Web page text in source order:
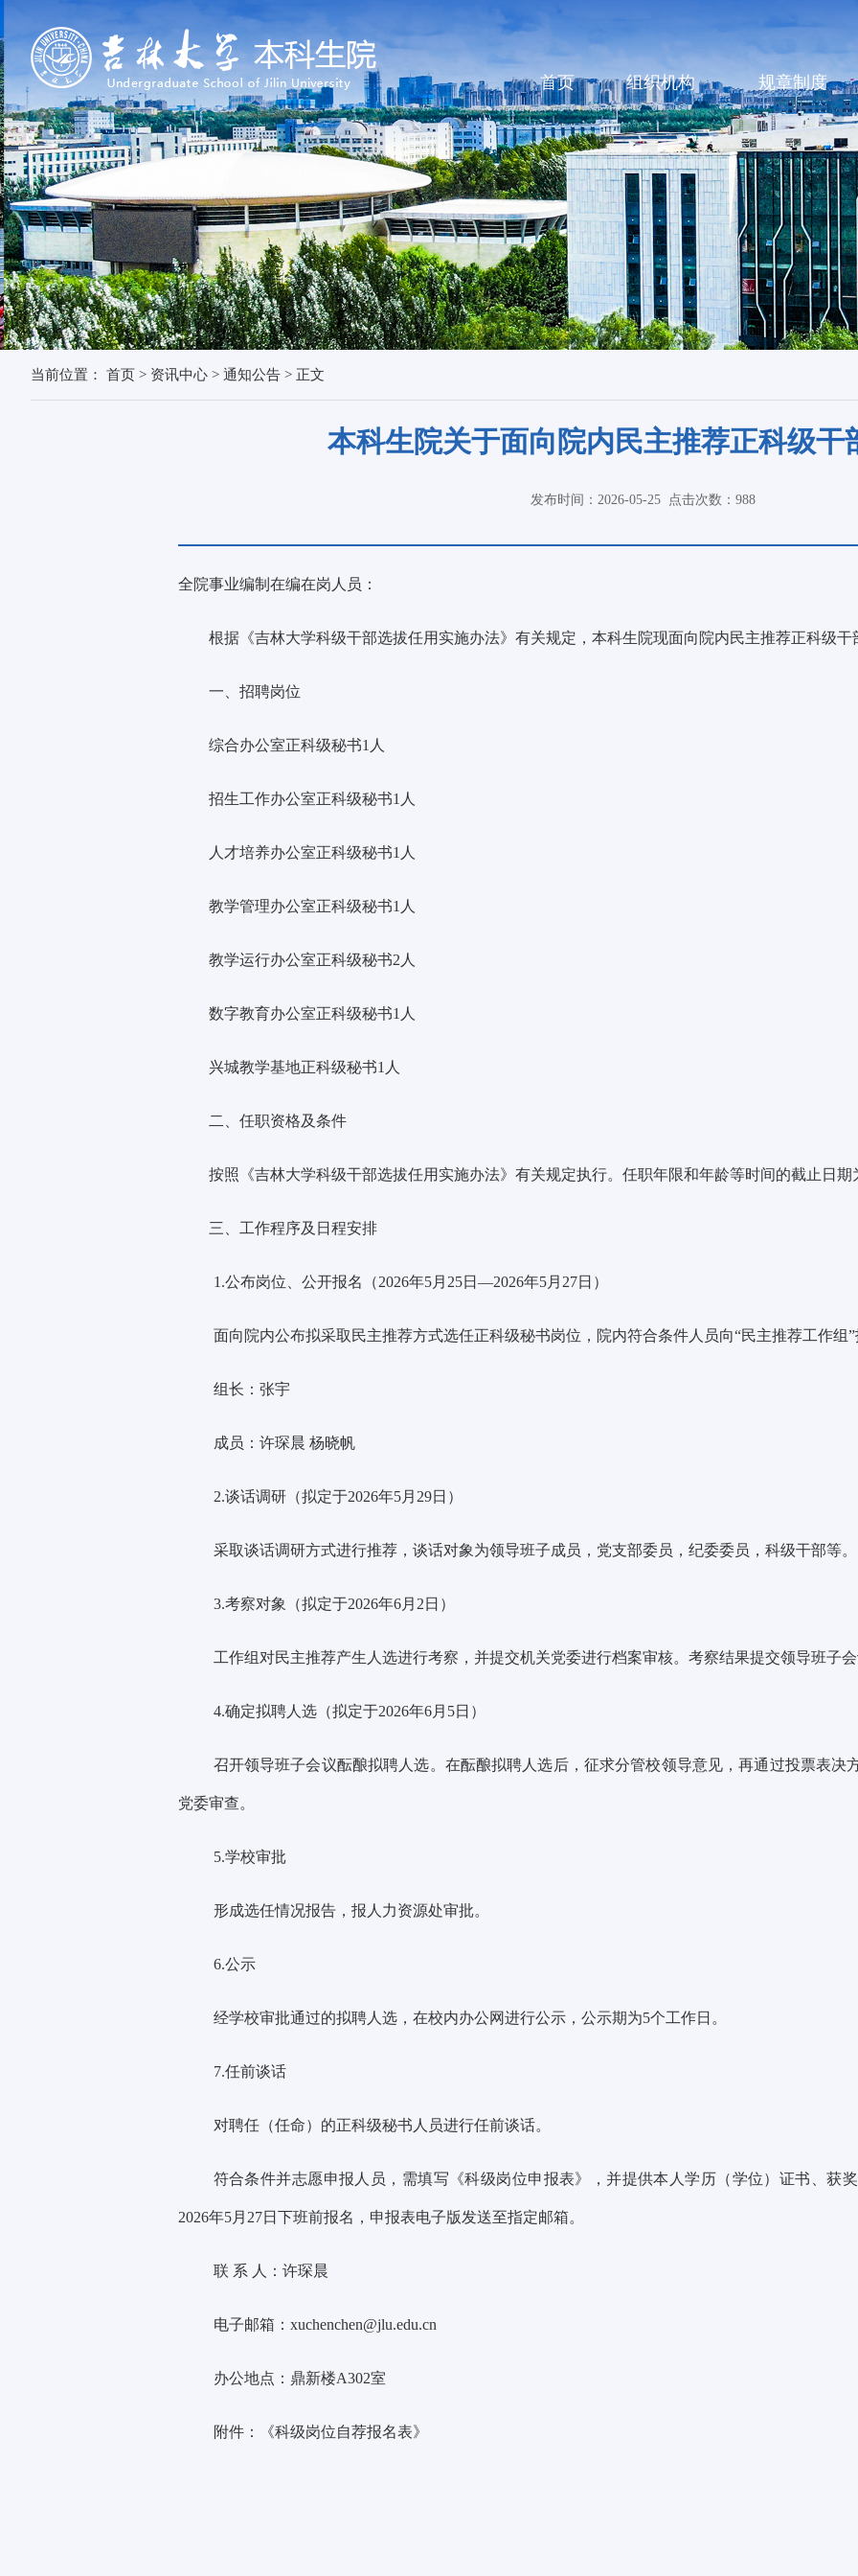
首页 组织机构 规章制度
当前位置： 首页 > 资讯中心 > 通知公告 > 正文
本科生院关于面向院内民主推荐正科级干
发布时间：2026-05-25 点击次数：988
全院事业编制在编在岗人员：
根据《吉林大学科级干部选拔任用实施办法》有关规定， 本科生院现面向 院内民主推荐正科级干
一、招聘岗位
综合办公室正科级秘书1人
招生工作办公室正科级秘书1人
人才培养办公室正科级秘书1人
教学管理办公室正科级秘书1人
教学运行办公室正科级秘书2人
数字教育办公室正科级秘书1人
兴城教学基地正科级秘书1人
二、任职资格及条件
按照《吉林大学科级干部选拔任用实施办法》有关规定执行。任职年限和年龄等时间的截止日期
三、工作程序及日程安排
1.公布岗位、公开报名（2026年5月 25日 —2026年5月27日）
面向院内公布拟采取民主推荐方式选任正科级秘书岗位，院内符合条件人员向“民主推荐工作组”
组长：张宇
成员：许琛晨 杨晓帆
2.谈话调研（拟定于2026年5月29日）
采取谈话调研方式进行推荐，谈话对象为领导班子成员，党支部委员，纪委委员，科级干部等。
3.考察对象（拟定于2026年6月 2 日）
工作组对民主推荐产生人选进行考察， 并提交机关党委进行档案审核。 考察结果提交领导班子会
4.确定拟聘人选（拟定于2026年6月 5日）
召开领导班子会议酝酿拟聘人选。在酝酿拟聘人选后，征求分管校领导意见，再通过投票表决
党委审查。
5.学校审批
形成选任情况报告，报人力资源处审批。
6.公示
经学校审批通过的拟聘人 选，在校内办公网进行公示，公示期为5个工作日。
7.任前谈话
对聘任（任命）的正科级秘书人员进行任前谈话。
符合条件并志愿申报人员，需填写《科级岗位申报表》，并提供本人学历（学位）证书、获
2026年5月 27日下班前报名，申报表电子版发送至指定邮箱。
联 系 人： 许琛晨
电子邮箱： xuchenchen@jlu.edu.cn
办公地点：鼎新楼A302室
附件：《科级岗位自荐报名表》